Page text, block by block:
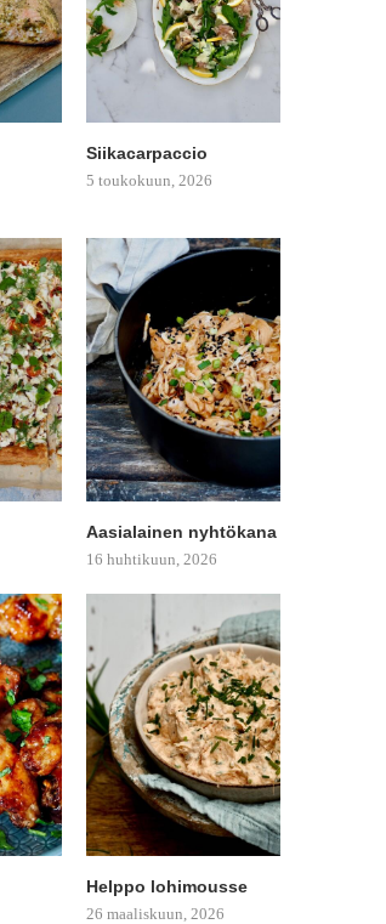
Siikacarpaccio
5 toukokuun, 2026
Aasialainen nyhtökana
16 huhtikuun, 2026
Helppo lohimousse
26 maaliskuun, 2026